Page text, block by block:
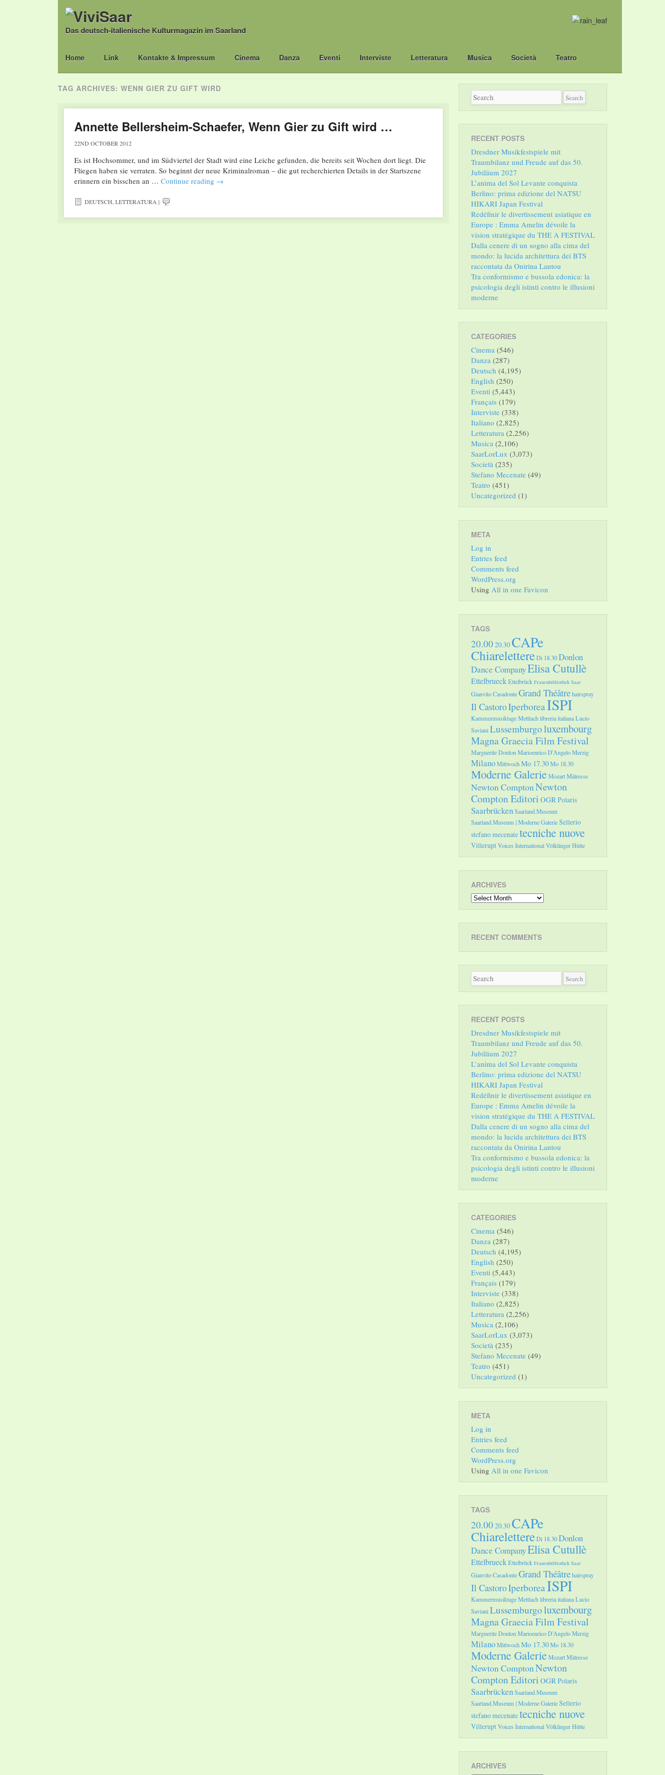
Das deutsch-italienische Kulturmagazin im Saarland
Main menu
Skip
Home Link Kontakte & Impressum Cinema Danza Eventi Interviste Letteratura Musica Società Teatro
TAG ARCHIVES: WENN GIER ZU GIFT WIRD
Annette Bellersheim-Schaefer, Wenn Gier zu Gift wird …
22ND OCTOBER 2012
Es ist Hochsommer, und im Südviertel der Stadt wird eine Leiche gefunden, die bereits seit Wochen dort liegt. Die
Fliegen haben sie verraten. So beginnt der neue Kriminalroman – die gut recherchierten Details in der Startszene
erinnern ein bisschen an … Continue reading →
DEUTSCH,LETTERATURA |
RECENT POSTS
Dresdner Musikfestspiele mit
Traumbilanz und Freude auf das 50.
Jubiläum 2027
L’anima del Sol Levante conquista
Berlino: prima edizione del NATSU
HIKARI Japan Festival
Redéfinir le divertissement asiatique en
Europe : Emma Amelin dévoile la
vision stratégique du THE A FESTIVAL
Dalla cenere di un sogno alla cima del
mondo: la lucida architettura dei BTS
raccontata da Onirina Lantou
Tra conformismo e bussola edonica: la
psicologia degli istinti contro le illusioni
moderne
CATEGORIES
Cinema (546)
Danza (287)
Deutsch (4,195)
English (250)
Eventi (5,443)
Français (179)
Interviste (338)
Italiano (2,825)
Letteratura (2,256)
Musica (2,106)
SaarLorLux (3,073)
Società (235)
Stefano Mecenate (49)
Teatro (451)
Uncategorized (1)
META
Log in
Entries feed
Comments feed
WordPress.org
Using All in one Favicon
TAGS
20.00 20.30CAPe
ChiarelettereDi 18.30Donlon
Dance CompanyElisa Cutullè
EttelbrueckEttelbrück Frauenbibliothek Saar
Gianvito CasadonteGrand Théâtrehairspray
Il CastoroIperboreaISPI
Kammermusiktage Mettlachlibreria italianaLucio
SavianiLussemburgoluxembourg
Magna Graecia Film Festival
Marguerite DonlonMarioenrico D'AngeloMerzig
MilanoMittwochMo 17.30Mo 18.30
Moderne GalerieMozartMätresse
Newton ComptonNewton
Compton Editori OGRPolaris
SaarbrückenSaarland.Museum
Saarland.Museum | Moderne GalerieSellerio
stefano mecenatetecniche nuove
VilleruptVoices InternationalVölklinger Hütte
ARCHIVES
Archives
RECENT COMMENTS
RECENT POSTS
Dresdner Musikfestspiele mit
Traumbilanz und Freude auf das 50.
Jubiläum 2027
L’anima del Sol Levante conquista
Berlino: prima edizione del NATSU
HIKARI Japan Festival
Redéfinir le divertissement asiatique en
Europe : Emma Amelin dévoile la
vision stratégique du THE A FESTIVAL
Dalla cenere di un sogno alla cima del
mondo: la lucida architettura dei BTS
raccontata da Onirina Lantou
Tra conformismo e bussola edonica: la
psicologia degli istinti contro le illusioni
moderne
CATEGORIES
Cinema (546)
Danza (287)
Deutsch (4,195)
English (250)
Eventi (5,443)
Français (179)
Interviste (338)
Italiano (2,825)
Letteratura (2,256)
Musica (2,106)
SaarLorLux (3,073)
Società (235)
Stefano Mecenate (49)
Teatro (451)
Uncategorized (1)
META
Log in
Entries feed
Comments feed
WordPress.org
Using All in one Favicon
TAGS
20.00 20.30CAPe
ChiarelettereDi 18.30Donlon
Dance CompanyElisa Cutullè
EttelbrueckEttelbrück Frauenbibliothek Saar
Gianvito CasadonteGrand Théâtrehairspray
Il CastoroIperboreaISPI
Kammermusiktage Mettlachlibreria italianaLucio
SavianiLussemburgoluxembourg
Magna Graecia Film Festival
Marguerite DonlonMarioenrico D'AngeloMerzig
MilanoMittwochMo 17.30Mo 18.30
Moderne GalerieMozartMätresse
Newton ComptonNewton
Compton Editori OGRPolaris
SaarbrückenSaarland.Museum
Saarland.Museum | Moderne GalerieSellerio
stefano mecenatetecniche nuove
VilleruptVoices InternationalVölklinger Hütte
ARCHIVES